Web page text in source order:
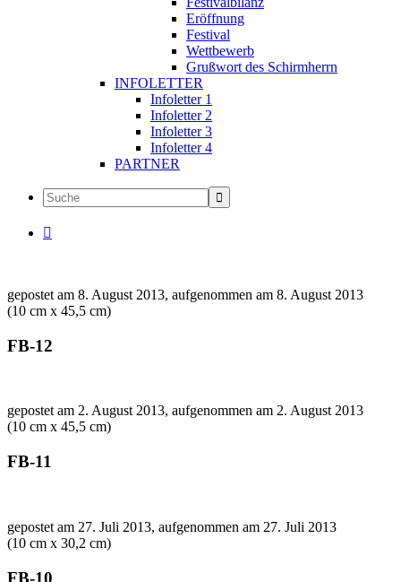
Eröffnung
Festival
Wettbewerb
Grußwort des Schirmherrn
INFOLETTER
Infoletter 1
Infoletter 2
Infoletter 3
Infoletter 4
PARTNER

gepostet am 8. August 2013, aufgenommen am 8. August 2013
(10 cm x 45,5 cm)
FB-12
gepostet am 2. August 2013, aufgenommen am 2. August 2013
(10 cm x 45,5 cm)
FB-11
gepostet am 27. Juli 2013, aufgenommen am 27. Juli 2013
(10 cm x 30,2 cm)
FB-10